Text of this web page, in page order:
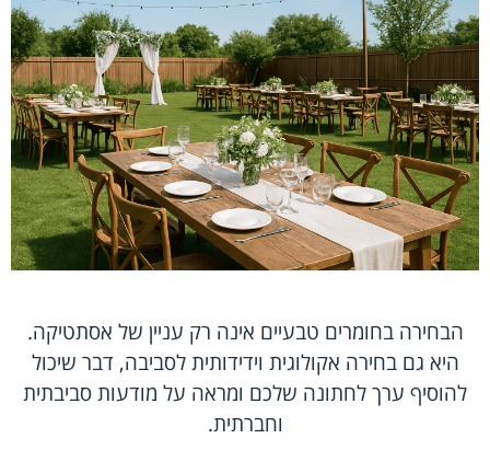
הבחירה בחומרים טבעיים אינה רק עניין של אסתטיקה.
היא גם בחירה אקולוגית וידידותית לסביבה, דבר שיכול
להוסיף ערך לחתונה שלכם ומראה על מודעות סביבתית
וחברתית.